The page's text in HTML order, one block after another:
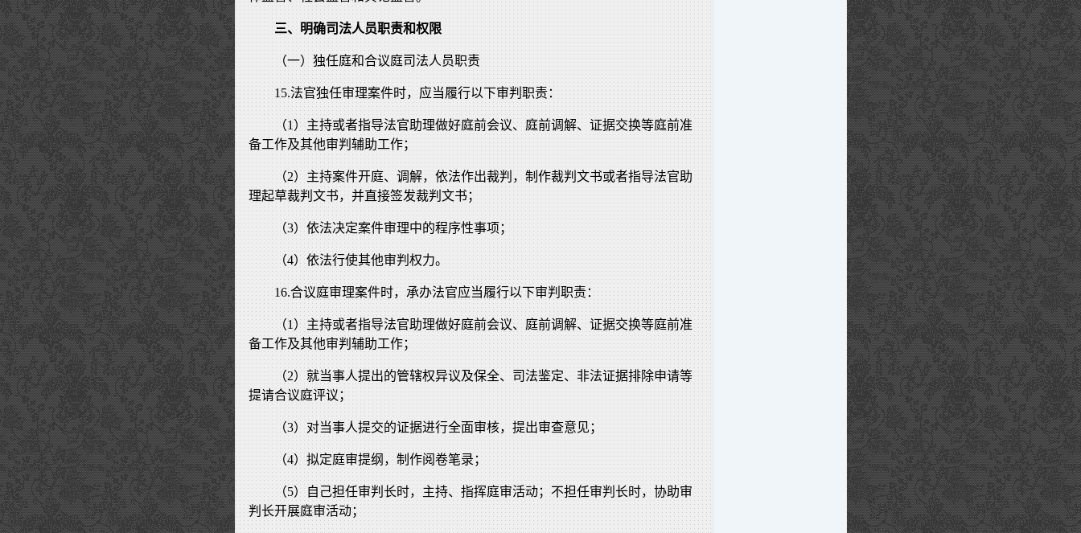
三、明确司法人员职责和权限
（一）独任庭和合议庭司法人员职责
15.法官独任审理案件时，应当履行以下审判职责：
（1）主持或者指导法官助理做好庭前会议、庭前调解、证据交换等庭前准
备工作及其他审判辅助工作；
（2）主持案件开庭、调解，依法作出裁判，制作裁判文书或者指导法官助
理起草裁判文书，并直接签发裁判文书；
（3）依法决定案件审理中的程序性事项；
（4）依法行使其他审判权力。
16.合议庭审理案件时，承办法官应当履行以下审判职责：
（1）主持或者指导法官助理做好庭前会议、庭前调解、证据交换等庭前准
备工作及其他审判辅助工作；
（2）就当事人提出的管辖权异议及保全、司法鉴定、非法证据排除申请等
提请合议庭评议；
（3）对当事人提交的证据进行全面审核，提出审查意见；
（4）拟定庭审提纲，制作阅卷笔录；
（5）自己担任审判长时，主持、指挥庭审活动；不担任审判长时，协助审
判长开展庭审活动；